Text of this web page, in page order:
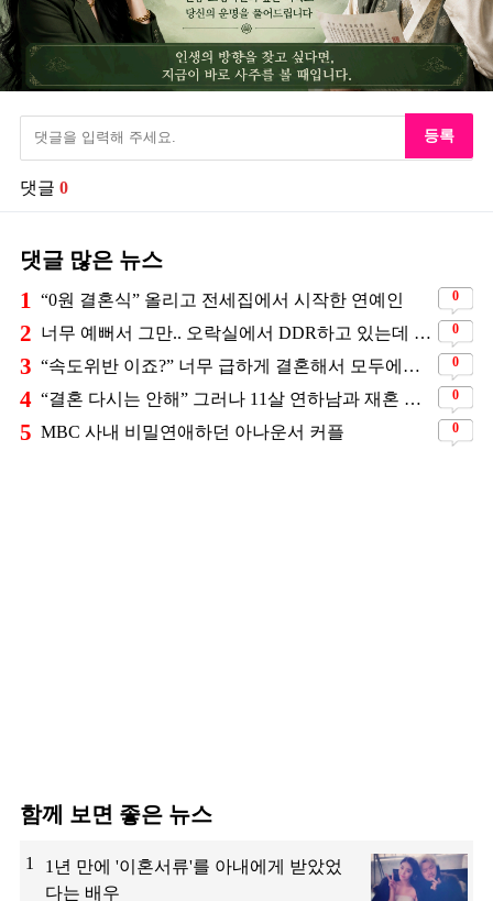
등록
댓글 0
댓글 많은 뉴스
1 “0원 결혼식” 올리고 전세집에서 시작한 연예인 0
2 너무 예뻐서 그만.. 오락실에서 DDR하고 있는데 지나가던 이상민이 캐스팅했다는 연예인 0
3 “속도위반 이죠?” 너무 급하게 결혼해서 모두에게 의심 받았던 스타 0
4 “결혼 다시는 안해” 그러나 11살 연하남과 재혼 발표 0
5 MBC 사내 비밀연애하던 아나운서 커플 0
함께 보면 좋은 뉴스
1
1년 만에 '이혼서류'를 아내에게 받았었
다는 배우